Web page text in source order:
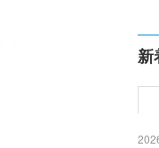
新